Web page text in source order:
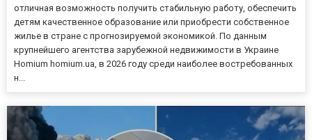
отличная возможность получить стабильную работу, обеспечить
детям качественное образование или приобрести собственное
жилье в стране с прогнозируемой экономикой. По данным
крупнейшего агентства зарубежной недвижимости в Украине
Homium homium.ua, в 2026 году среди наиболее востребованных
н...